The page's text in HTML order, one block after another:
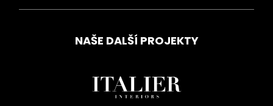
NAŠE DALŠÍ PROJEKTY